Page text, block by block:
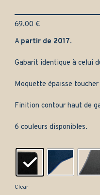
69,00 €
A partir de 2017.
Gabarit identique à celui
Moquette épaisse
Finition contour haut de
6 couleurs disponibles.
Clear